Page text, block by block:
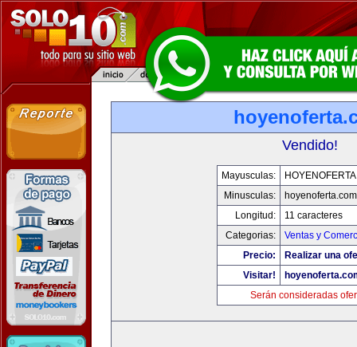
Vendido!
Mayusculas:
Minusculas:
hoyenoferta.com
Longitud:
11 caracteres
Categorias:
Ventas y
Precio:
Realizar una
Visitar!
Serán consideradas